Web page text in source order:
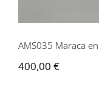
AMS035 Maraca
400,00 €